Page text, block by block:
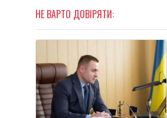
НЕ ВАРТО ДОВІРЯТИ: